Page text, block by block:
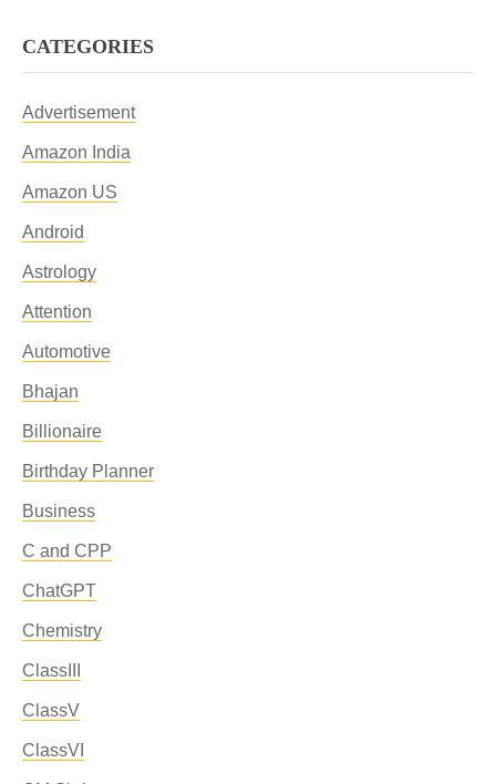
CATEGORIES
Advertisement
Amazon India
Amazon US
Android
Astrology
Attention
Automotive
Bhajan
Billionaire
Birthday Planner
Business
C and CPP
ChatGPT
Chemistry
ClassIII
ClassV
ClassVI